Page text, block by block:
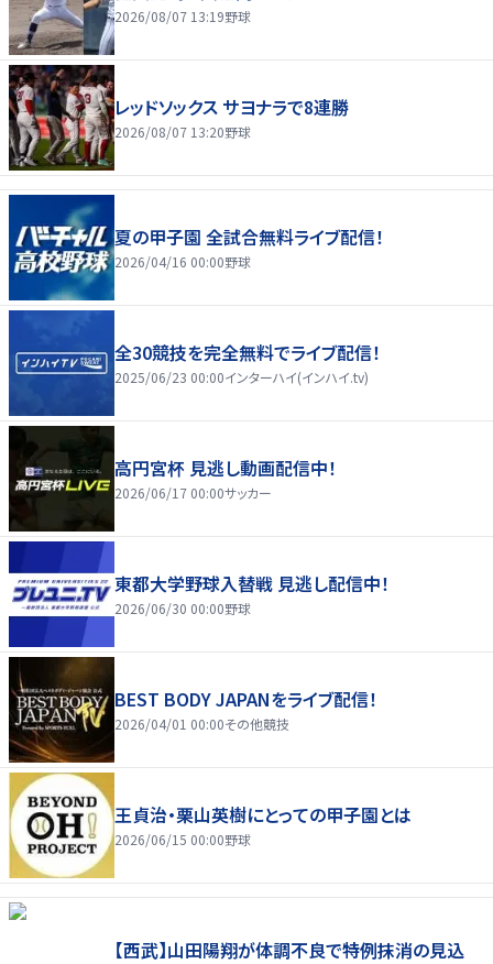
2026/08/07 13:19野球
レッドソックス サヨナラで8連勝
2026/08/07 13:20野球
夏の甲子園 全試合無料ライブ配信！
2026/04/16 00:00野球
全30競技を完全無料でライブ配信！
2025/06/23 00:00インターハイ(インハイ.tv)
高円宮杯 見逃し動画配信中！
2026/06/17 00:00サッカー
東都大学野球入替戦 見逃し配信中！
2026/06/30 00:00野球
BEST BODY JAPANをライブ配信！
2026/04/01 00:00その他競技
王貞治・栗山英樹にとっての甲子園とは
2026/06/15 00:00野球
【西武】山田陽翔が体調不良で特例抹消の見込